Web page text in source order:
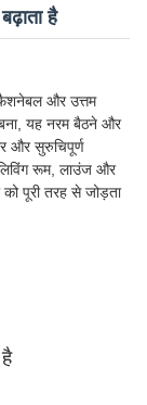
है
फैशनेबल और उत्तम
यह नरम बैठने और
और सुरुचिपूर्ण
रूम, लाउंज और
को पूरी तरह से जोड़ता